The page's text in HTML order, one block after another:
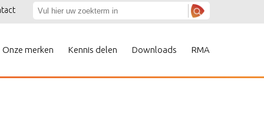
Onze merken Kennis delen Downloads RMA